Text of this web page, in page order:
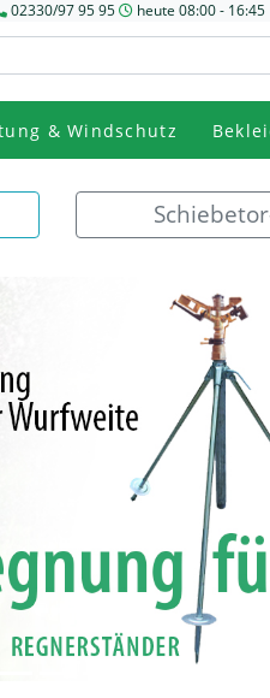
02330/97 95 95 heute 08:00 - 16:45
& Windschutz